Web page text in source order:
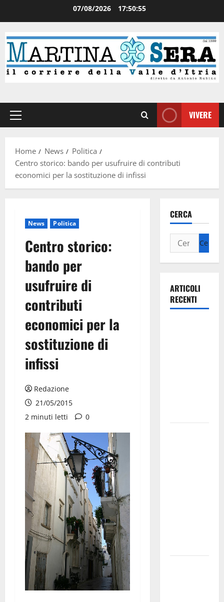
07/08/2026 17:50:56
VIVERE
Home News
Politica
Centro storico: bando per usufruire di contributi
economici per la sostituzione di infissi
News Politica
Centro storico:
bando per
usufruire di
contributi
economici per la
sostituzione di
infissi
Redazione
21/05/2015
2 minuti letti
0
CERCA
ARTICOLI
RECENTI